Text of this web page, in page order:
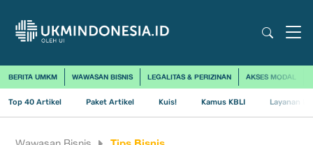
BERITA UMKM WAWASAN BISNIS LEGALITAS & PERIZINAN AKSES MODAL
Top 40 Artikel Paket Artikel Kuis! Kamus KBLI Layanan